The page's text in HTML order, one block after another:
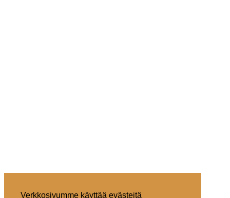
Verkkosivumme käyttää evästeitä